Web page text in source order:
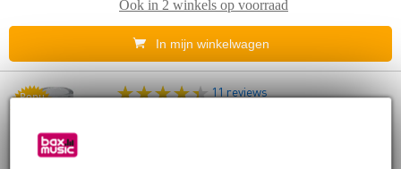
Ook in 2 winkels op voorraad
In mijn winkelwagen
Popu 11 reviews